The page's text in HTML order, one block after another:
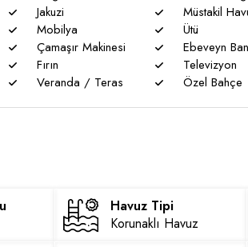
yoğun nüfus artışı nedeniyle nadiren de
Jakuzi Müstakil
Mobilya Ütü
Çamaşır Makinesi Ebeveyn
Fırın Televizyon
Veranda / Teras Özel Bahçe
Havuz Tipi
Korunaklı Havuz